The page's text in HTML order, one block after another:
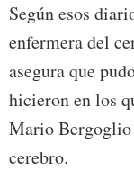
Según esos
enfermera del
asegura que
hicieron en los
Mario Bergoglio
cerebro.